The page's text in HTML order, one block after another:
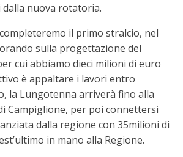
nuova rotatoria.
il primo stralcio, nel
sulla progettazione del
cui abbiamo dieci milioni di euro
è appaltare i lavori entro
la Lungotenna arriverà fino alla
Campiglione, per poi connettersi
dalla regione con 35milioni di
in mano alla Regione.